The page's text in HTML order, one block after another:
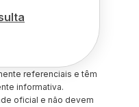
referenciais e têm
informativa.
oficial e não devem